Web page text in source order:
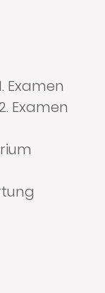
Examen
Examen